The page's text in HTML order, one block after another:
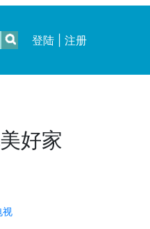
登陆| 注册
好家
视